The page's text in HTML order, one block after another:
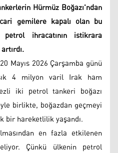
Hürmüz Boğazı'ndan
gemilere kapalı olan bu
ihracatının istikrara
Mayıs 2026 Çarşamba günü
4 milyon varil Irak ham
iki petrol tankeri boğazı
birlikte, boğazdan geçmeyi
bir hareketlilik yaşandı.
en fazla etkilenen
Çünkü ülkenin petrol